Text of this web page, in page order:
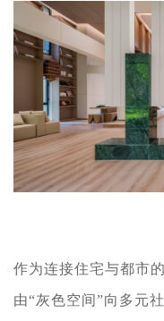
作为连接住宅与都市
由“灰色空间”向多元